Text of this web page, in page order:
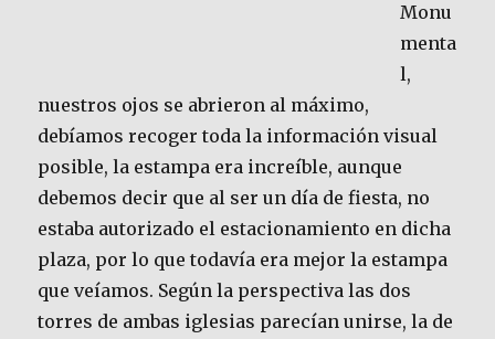
Monu
menta
l,
nuestros ojos se abrieron al máximo,
debíamos recoger toda la información visual
posible, la estampa era increíble, aunque
debemos decir que al ser un día de fiesta, no
estaba autorizado el estacionamiento en dicha
plaza, por lo que todavía era mejor la estampa
que veíamos. Según la perspectiva las dos
torres de ambas iglesias parecían unirse, la de